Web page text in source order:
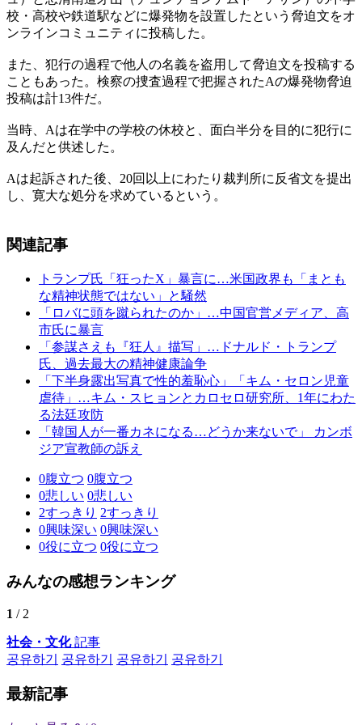
校・高校や鉄道駅などに爆発物を設置したという脅迫文をオ
ンラインコミュニティに投稿した。
また、犯行の過程で他人の名義を盗用して脅迫文を投稿する
こともあった。検察の捜査過程で把握されたAの爆発物脅迫
投稿は計13件だ。
当時、Aは在学中の学校の休校と、面白半分を目的に犯行に
及んだと供述した。
Aは起訴された後、20回以上にわたり裁判所に反省文を提出
し、寛大な処分を求めているという。
関連記事
トランプ氏「狂ったX」暴言に…米国政界も「まとも
な精神状態ではない」と騒然
「ロバに頭を蹴られたのか」…中国官営メディア、高
市氏に暴言
「参謀さえも『狂人』描写」…ドナルド・トランプ
氏、過去最大の精神健康論争
「下半身露出写真で性的羞恥心」「キム・セロン児童
虐待」…キム・スヒョンとカロセロ研究所、1年にわた
る法廷攻防
「韓国人が一番カネになる…どうか来ないで」 カンボ
ジア宣教師の訴え
0腹立つ 0腹立つ
0悲しい 0悲しい
2すっきり 2すっきり
0興味深い 0興味深い
0役に立つ 0役に立つ
みんなの感想ランキング
1 / 2
社会・文化記事
공유하기
공유하기 공유하기 공유하기
最新記事